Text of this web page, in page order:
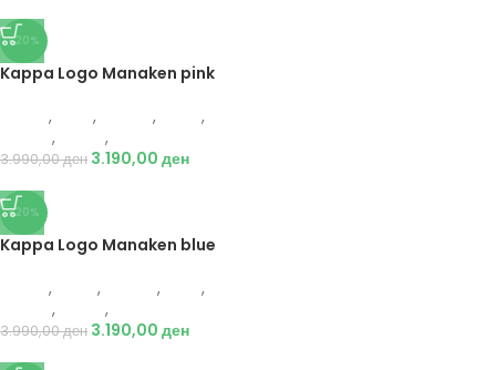
-20%
Kappa Logo Manaken pink
, , ,
,
, ,
3.990,00ден 3.190,00 ден
-20%
Kappa Logo Manaken blue
, , ,
,
, ,
3.990,00ден 3.190,00 ден